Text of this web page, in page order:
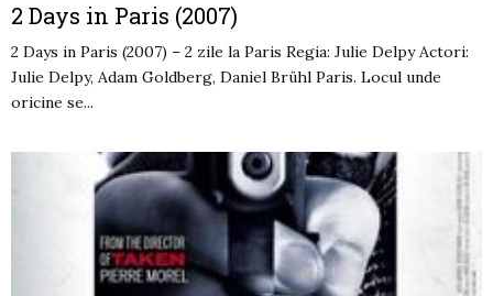
2 Days in Paris (2007)
2 Days in Paris (2007) – 2 zile la Paris Regia: Julie Delpy Actori:
Julie Delpy, Adam Goldberg, Daniel Brühl Paris. Locul unde
oricine se...